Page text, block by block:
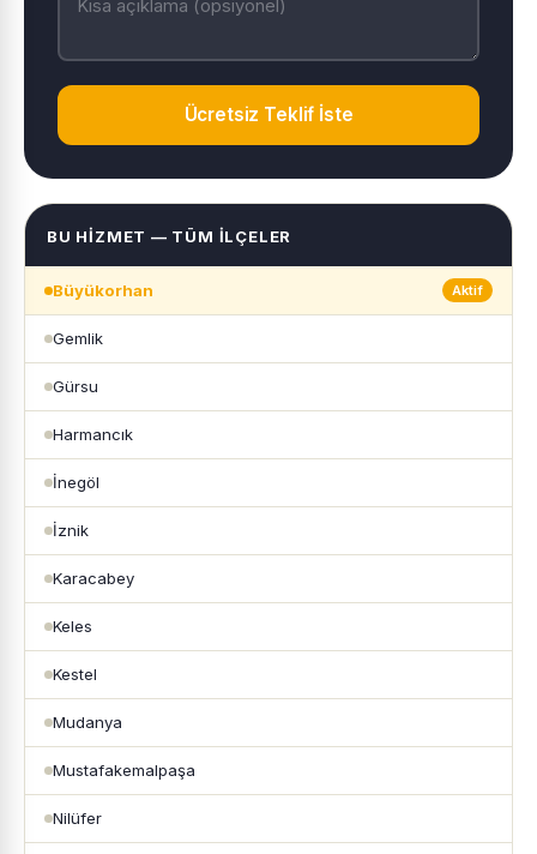
Ücretsiz Teklif İste
BU HIZMET — TÜM İLÇELER
Büyükorhan Aktif
Gemlik
Gürsu
Harmancık
İnegöl
İznik
Karacabey
Keles
Kestel
Mudanya
Mustafakemalpaşa
Nilüfer